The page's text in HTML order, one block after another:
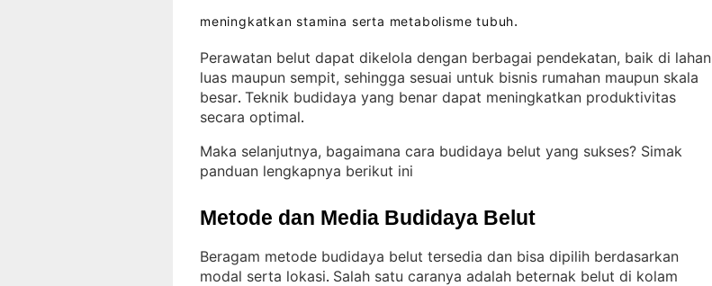
meningkatkan stamina serta metabolisme tubuh.
Perawatan belut dapat dikelola dengan berbagai pendekatan, baik di lahan
luas maupun sempit, sehingga sesuai untuk bisnis rumahan maupun skala
besar. Teknik budidaya yang benar dapat meningkatkan produktivitas
secara optimal.
Maka selanjutnya, bagaimana cara budidaya belut yang sukses? Simak
panduan lengkapnya berikut ini
Metode dan Media Budidaya Belut
Beragam metode budidaya belut tersedia dan bisa dipilih berdasarkan
modal serta lokasi. Salah satu caranya adalah beternak belut di kolam